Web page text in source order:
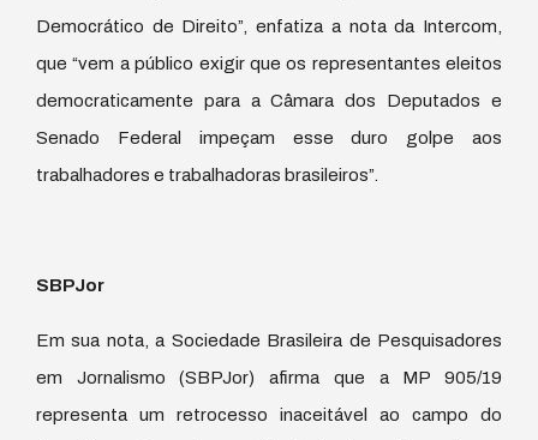
Democrático de Direito”, enfatiza a nota da Intercom,
que “vem a público exigir que os representantes eleitos
democraticamente para a Câmara dos Deputados e
Senado Federal impeçam esse duro golpe aos
trabalhadores e trabalhadoras brasileiros”.
SBPJor
Em sua nota, a Sociedade Brasileira de Pesquisadores
em Jornalismo (SBPJor) afirma que a MP 905/19
representa um retrocesso inaceitável ao campo do